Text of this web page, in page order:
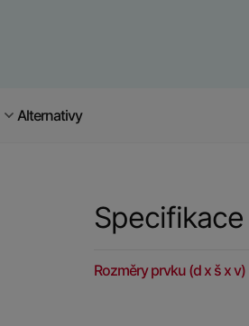
Alternativy
Specifikace
Rozměry prvku (d x š x v)